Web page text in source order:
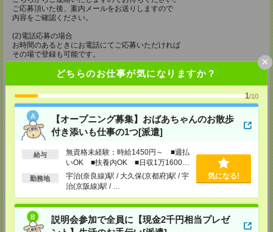
どちらのお仕事が気になりますか？
1/10
【オープニング募集】おばあちゃんのお散歩
付き添いも仕事の1つ[派遣]
給与
無資格未経験：時給1450円～ ■週払
いOK ■扶養内OK ■日収1万1600円
以上
勤務地
宇治(奈良線)駅 / 大久保(京都府)駅 / 宇
治(京阪線)駅 / …
気になる!
説明会参加で全員に【現金2千円相当プレゼ
×
ご応募頂いた後、案内メールをお送りしますので
内容をご確認ください。
(2)電話応募の場合
お時間のあるときにお電話にてご応募いただければ
その場で登録も可能です。
弊社HPよりマイページ作成をお願いします
電話での登録の際に、マイページ作成をいただいた旨をお伝えください。
所要時間
・経験やご希望などをインタビュー
・お仕事のご紹介など
登録場所
CS大阪支店
大阪府大阪市北区堂島2-2-2 近鉄堂島ビル11ＦMAP
TEL：0120-923-052